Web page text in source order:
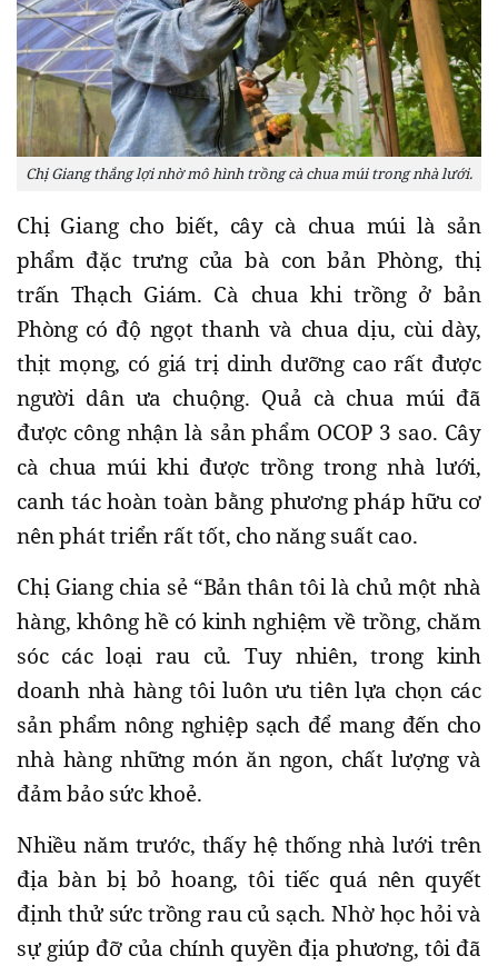
Chị Giang thắng lợi nhờ mô hình trồng cà chua múi trong nhà lưới.
Chị Giang cho biết, cây cà chua múi là sản
phẩm đặc trưng của bà con bản Phòng, thị
trấn Thạch Giám. Cà chua khi trồng ở bản
Phòng có độ ngọt thanh và chua dịu, cùi dày,
thịt mọng, có giá trị dinh dưỡng cao rất được
người dân ưa chuộng. Quả cà chua múi đã
được công nhận là sản phẩm OCOP 3 sao. Cây
cà chua múi khi được trồng trong nhà lưới,
canh tác hoàn toàn bằng phương pháp hữu cơ
nên phát triển rất tốt, cho năng suất cao.
Chị Giang chia sẻ “Bản thân tôi là chủ một nhà
hàng, không hề có kinh nghiệm về trồng, chăm
sóc các loại rau củ. Tuy nhiên, trong kinh
doanh nhà hàng tôi luôn ưu tiên lựa chọn các
sản phẩm nông nghiệp sạch để mang đến cho
nhà hàng những món ăn ngon, chất lượng và
đảm bảo sức khoẻ.
Nhiều năm trước, thấy hệ thống nhà lưới trên
địa bàn bị bỏ hoang, tôi tiếc quá nên quyết
định thử sức trồng rau củ sạch. Nhờ học hỏi và
sự giúp đỡ của chính quyền địa phương, tôi đã